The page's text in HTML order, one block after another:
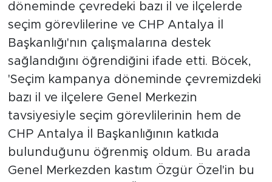
döneminde çevredeki bazı il ve ilçelerde
seçim görevlilerine ve CHP Antalya İl
Başkanlığı'nın çalışmalarına destek
sağlandığını öğrendiğini ifade etti. Böcek,
'Seçim kampanya döneminde çevremizdeki
bazı il ve ilçelere Genel Merkezin
tavsiyesiyle seçim görevlilerinin hem de
CHP Antalya İl Başkanlığının katkıda
bulunduğunu öğrenmiş oldum. Bu arada
Genel Merkezden kastım Özgür Özel'in bu